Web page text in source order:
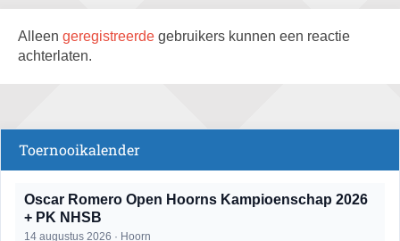
Alleen geregistreerde gebruikers kunnen een reactie
achterlaten.
Toernooikalender
Oscar Romero Open Hoorns Kampioenschap 2026
+ PK NHSB
14 augustus 2026 · Hoorn